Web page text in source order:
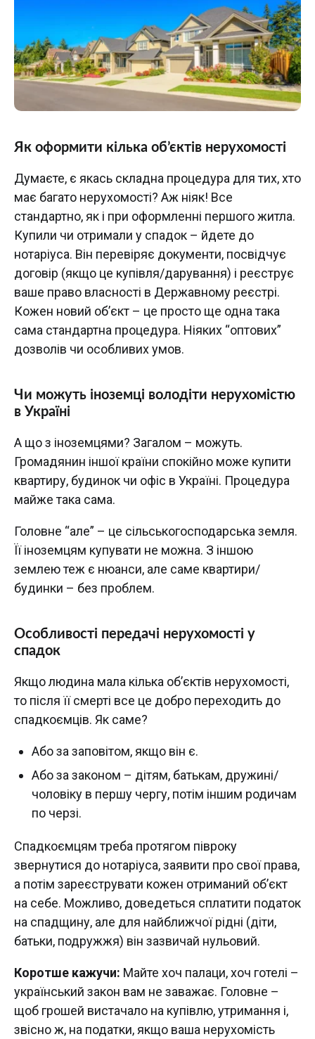
Як оформити кілька об’єктів нерухомості
Думаєте, є якась складна процедура для тих, хто
має багато нерухомості? Аж ніяк! Все
стандартно, як і при оформленні першого житла.
Купили чи отримали у спадок – йдете до
нотаріуса. Він перевіряє документи, посвідчує
договір (якщо це купівля/дарування) і реєструє
ваше право власності в Державному реєстрі.
Кожен новий об’єкт – це просто ще одна така
сама стандартна процедура. Ніяких “оптових”
дозволів чи особливих умов.
Чи можуть іноземці володіти нерухомістю
в Україні
А що з іноземцями? Загалом – можуть.
Громадянин іншої країни спокійно може купити
квартиру, будинок чи офіс в Україні. Процедура
майже така сама.
Головне “але” – це сільськогосподарська земля.
Її іноземцям купувати не можна. З іншою
землею теж є нюанси, але саме квартири/
будинки – без проблем.
Особливості передачі нерухомості у
спадок
Якщо людина мала кілька об’єктів нерухомості,
то після її смерті все це добро переходить до
спадкоємців. Як саме?
Або за заповітом, якщо він є.
Або за законом – дітям, батькам, дружині/
чоловіку в першу чергу, потім іншим родичам
по черзі.
Спадкоємцям треба протягом півроку
звернутися до нотаріуса, заявити про свої права,
а потім зареєструвати кожен отриманий об’єкт
на себе. Можливо, доведеться сплатити податок
на спадщину, але для найближчої рідні (діти,
батьки, подружжя) він зазвичай нульовий.
Коротше кажучи: Майте хоч палаци, хоч готелі –
український закон вам не заважає. Головне –
щоб грошей вистачало на купівлю, утримання і,
звісно ж, на податки, якщо ваша нерухомість